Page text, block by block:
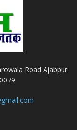
Road Ajabpur